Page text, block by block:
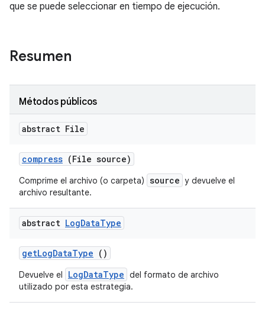
que se puede seleccionar en tiempo de ejecución.
Resumen
Métodos públicos
abstract File
compress (File source)
Comprime el archivo (o carpeta) source y devuelve el
archivo resultante.
abstract LogDataType
getLogDataType ()
Devuelve el LogDataType del formato de archivo
utilizado por esta estrategia.